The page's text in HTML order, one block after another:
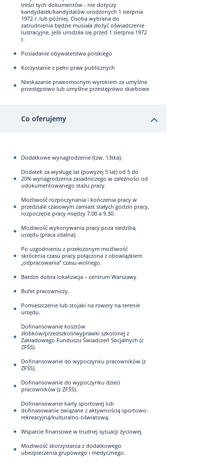
treści tych dokumentów - nie dotyczy
kandydatek/kandydatów urodzonych 1 sierpnia
1972 r. lub później. Osoba wybrana do
zatrudnienia będzie musiała złożyć oświadczenie
lustracyjne, jeśli urodziła się przed 1 sierpnia 1972
r.
Posiadanie obywatelstwa polskiego
Korzystanie z pełni praw publicznych
Nieskazanie prawomocnym wyrokiem za umyślne
przestępstwo lub umyślne przestępstwo skarbowe
Co oferujemy
Dodatkowe wynagrodzenie (tzw. 13tka).
Dodatek za wysługę lat (powyżej 5 lat) od 5 do
20% wynagrodzenia zasadniczego w zależności od
udokumentowanego stażu pracy.
Możliwość rozpoczynania i kończenia pracy w
przedziale czasowym zamiast stałych godzin pracy,
rozpoczęcie pracy między 7.00 a 9.30.
Możliwość wykonywania pracy poza siedzibą
urzędu (praca zdalna).
Po uzgodnieniu z przełożonym możliwość
skrócenia czasu pracy połączona z obowiązkiem
„odpracowania” czasu wolnego.
Bardzo dobra lokalizacja – centrum Warszawy.
Bufet pracowniczy.
Pomieszczenie lub stojaki na rowery na terenie
urzędu.
Dofinansowanie kosztów
żłobków/przedszkoli/wyprawki szkolonej z
Zakładowego Funduszu Świadczeń Socjalnych (z
ZFŚS).
Dofinansowanie do wypoczynku pracowników (z
ZFŚS).
Dofinansowanie do wypoczynku dzieci
pracowników (z ZFŚS).
Dofinansowanie karty sportowej lub
dofinasowanie związane z aktywnością sportowo-
rekreacyjną/kulturalno-oświatową.
Wsparcie finansowe w trudnej sytuacji życiowej.
Możliwość skorzystania z dodatkowego
ubezpieczenia grupowego i medycznego.